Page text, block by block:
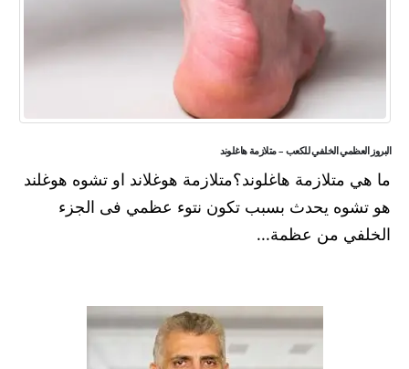
البروز العظمي الخلفي للكعب – متلازمة هاغلوند
ما هي متلازمة هاغلوند؟متلازمة هوغلاند او تشوه هوغلند
هو تشوه يحدث بسبب تكون نتوء عظمي فى الجزء
الخلفي من عظمة...